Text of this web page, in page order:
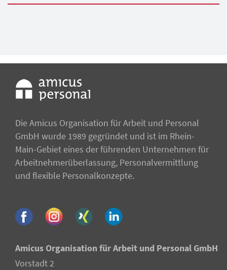
Die Amicus Organisation für Arbeit und Personal
GmbH wurde 1989 gegründet und ist im Rhein-
Main-Gebiet eines der führenden Unternehmen für
Arbeitnehmer­überlassung, Personalvermittlung
und flexible Personalkonzepte.
Amicus Organisation für Arbeit und Personal GmbH
Vorstadt 2